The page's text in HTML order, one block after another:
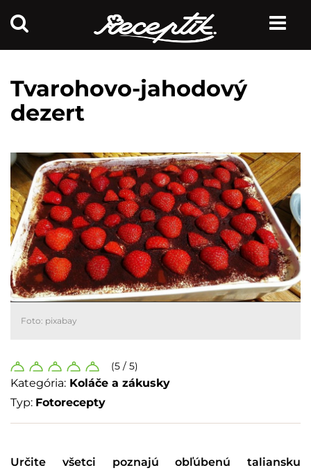
Tvarohovo-jahodový
dezert
Foto: pixabay
(5 / 5)
Kategória: Koláče a zákusky
Typ: Fotorecepty
Určite všetci poznajú obľúbenú taliansku